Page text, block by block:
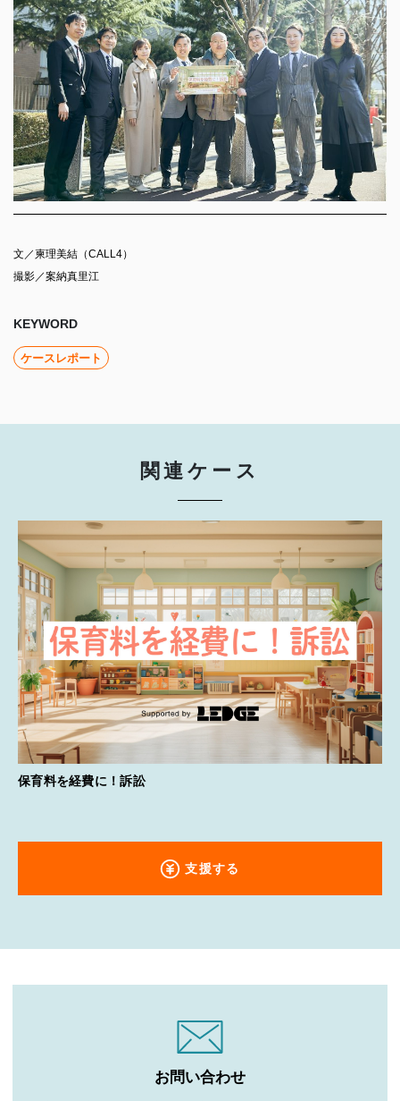
⽂／柬理美結（CALL4）
撮影／案納真里江
KEYWORD
ケースレポート
関連ケース
保育料を経費に！訴訟
支援する
お問い合わせ